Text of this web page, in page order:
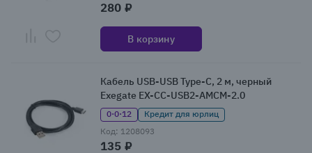
280 ₽
В корзину
Кабель USB-USB Type-C, 2 м, черный
Exegate EX-CC-USB2-AMCM-2.0
0·0·12
Кредит для юрлиц
Код: 1208093
135 ₽